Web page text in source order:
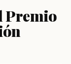
Premio